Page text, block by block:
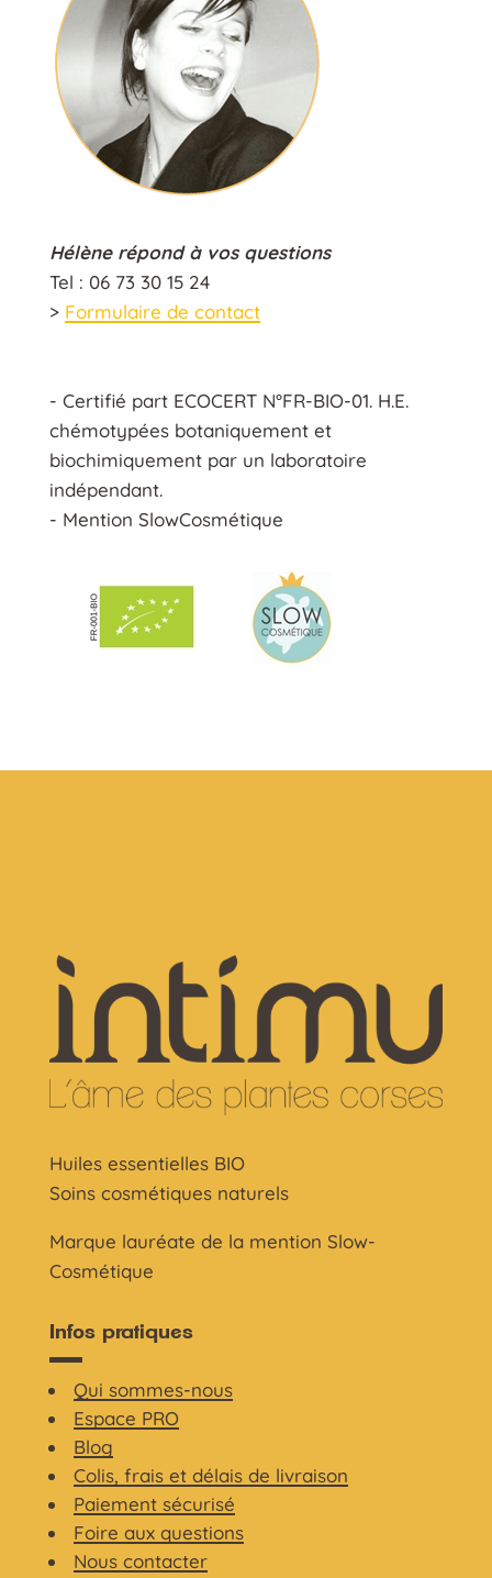
Hélène répond à vos questions
Tel : 06 73 30 15 24
> Formulaire de contact
- Certifié part ECOCERT N°FR-BIO-01. H.E.
chémotypées botaniquement et
biochimiquement par un laboratoire
indépendant.
- Mention SlowCosmétique
Huiles essentielles BIO
Soins cosmétiques naturels
Marque lauréate de la mention Slow-
Cosmétique
Infos pratiques
Qui sommes-nous
Espace PRO
Blog
Colis, frais et délais de livraison
Paiement sécurisé
Foire aux questions
Nous contacter